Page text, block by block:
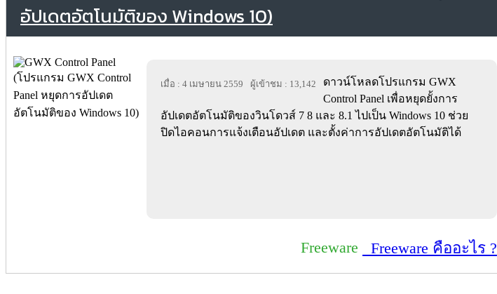
อัปเดตอัตโนมัติของ Windows 10)
เมื่อ : 4 เมษายน 2559 ผู้เข้าชม : 13,142
ดาวน์โหลดโปรแกรม GWX
Control Panel เพื่อหยุดยั้งการ
อัปเดตอัตโนมัติของวินโดวส์ 7 8 และ 8.1 ไปเป็น Windows 10 ช่วย
ปิดไอคอนการแจ้งเตือนอัปเดต และตั้งค่าการอัปเดตอัตโนมัติได้
Freeware Freeware คืออะไร ?